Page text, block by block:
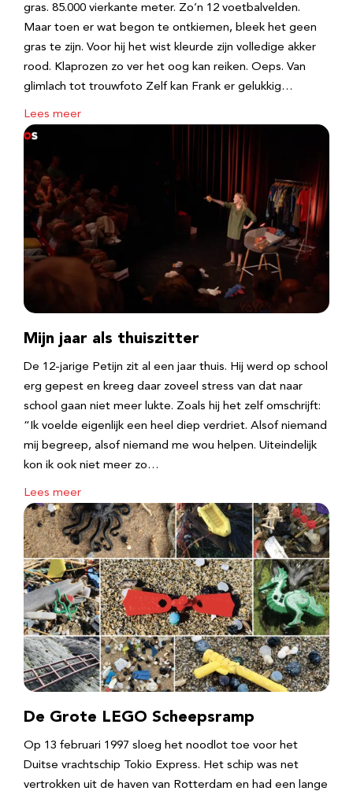
gras. 85.000 vierkante meter. Zo’n 12 voetbalvelden.
Maar toen er wat begon te ontkiemen, bleek het geen
gras te zijn. Voor hij het wist kleurde zijn volledige akker
rood. Klaprozen zo ver het oog kan reiken. Oeps. Van
glimlach tot trouwfoto Zelf kan Frank er gelukkig…
Lees meer
Mijn jaar als thuiszitter
De 12-jarige Petijn zit al een jaar thuis. Hij werd op school
erg gepest en kreeg daar zoveel stress van dat naar
school gaan niet meer lukte. Zoals hij het zelf omschrijft:
“Ik voelde eigenlijk een heel diep verdriet. Alsof niemand
mij begreep, alsof niemand me wou helpen. Uiteindelijk
kon ik ook niet meer zo…
Lees meer
De Grote LEGO Scheepsramp
Op 13 februari 1997 sloeg het noodlot toe voor het
Duitse vrachtschip Tokio Express. Het schip was net
vertrokken uit de haven van Rotterdam en had een lange